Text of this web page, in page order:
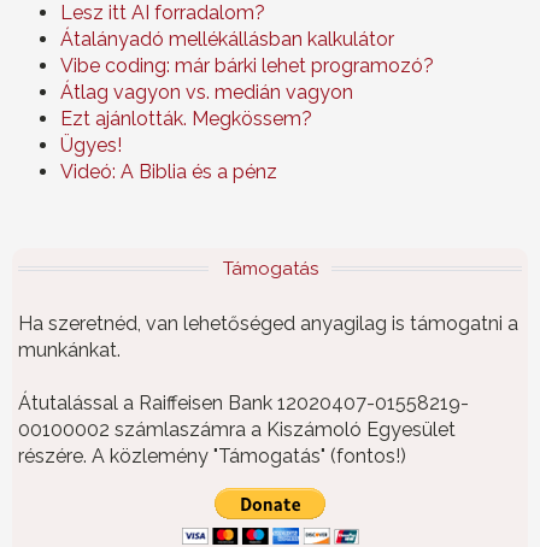
Lesz itt AI forradalom?
Átalányadó mellékállásban kalkulátor
Vibe coding: már bárki lehet programozó?
Átlag vagyon vs. medián vagyon
Ezt ajánlották. Megkössem?
Ügyes!
Videó: A Biblia és a pénz
Támogatás
Ha szeretnéd, van lehetőséged anyagilag is támogatni a
munkánkat.
Átutalással a Raiffeisen Bank 12020407-01558219-
00100002 számlaszámra a Kiszámoló Egyesület
részére. A közlemény "Támogatás" (fontos!)